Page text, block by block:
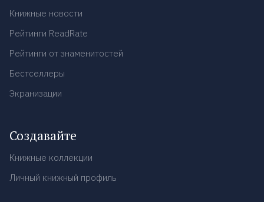
Книжные новости
Рейтинги ReadRate
Рейтинги от знаменитостей
Бестселлеры
Экранизации
Создавайте
Книжные коллекции
Личный книжный профиль